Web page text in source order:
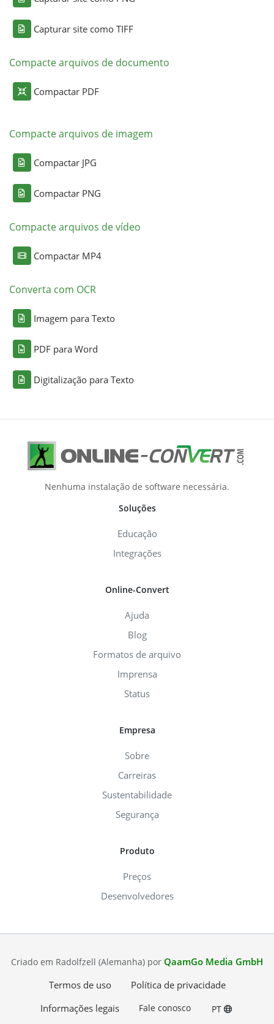
Capturar site como TIFF
Compacte arquivos de documento
Compactar PDF
Compacte arquivos de imagem
Compactar JPG
Compactar PNG
Compacte arquivos de vídeo
Compactar MP4
Converta com OCR
Imagem para Texto
PDF para Word
Digitalização para Texto
Nenhuma instalação de software necessária.
Soluções
Educação
Integrações
Online-Convert
Ajuda
Blog
Formatos de arquivo
Imprensa
Status
Empresa
Sobre
Carreiras
Sustentabilidade
Segurança
Produto
Preços
Desenvolvedores
Criado em Radolfzell (Alemanha) por QaamGo Media GmbH
Termos de uso
Política de privacidade
Informações legais
Fale conosco PT